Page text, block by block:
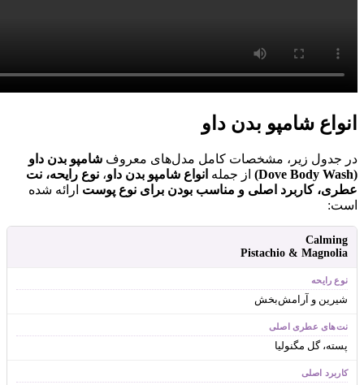
انواع شامپو بدن داو
در جدول زیر، مشخصات کامل مدل‌های معروف شامپو بدن داو
(Dove Body Wash)
از جمله انواع شامپو بدن داو، نوع رایحه، نت
عطری، کاربرد اصلی و مناسب بودن برای نوع پوست ارائه شده
است:
Calming
Pistachio & Magnolia
شیرین و آرامش‌بخش
پسته، گل مگنولیا